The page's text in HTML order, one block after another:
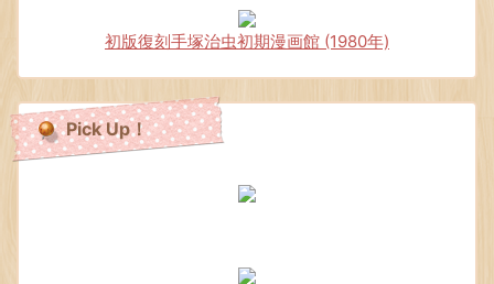
初版復刻手塚治虫初期漫画館 (1980年)
Pick Up！